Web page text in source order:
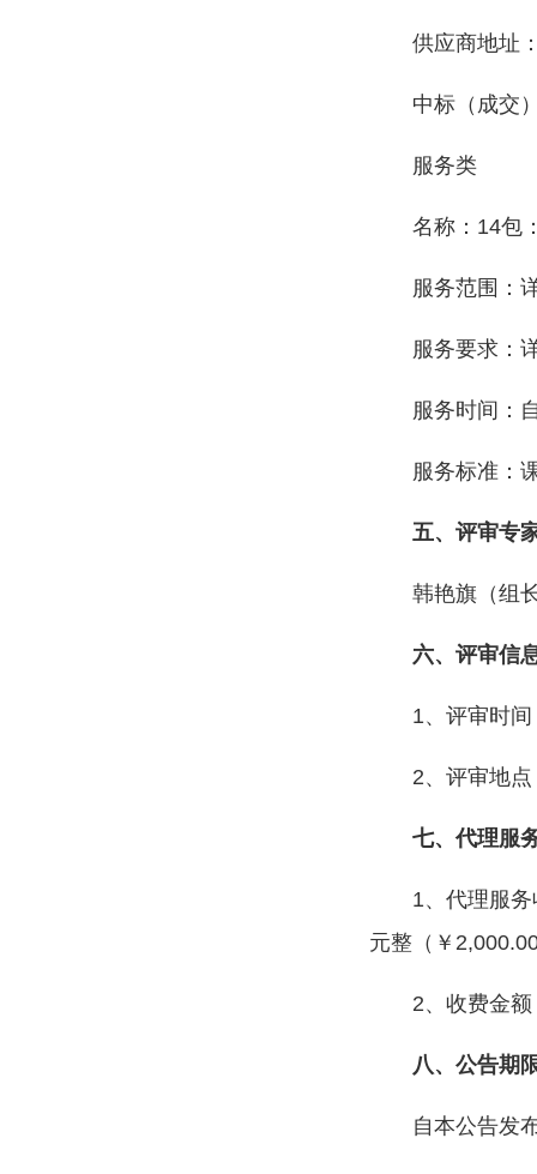
供应商地址
中标（成交
服务类
名称：14包
服务范围：
服务要求：
服务时间：
服务标准：
五、评审专
韩艳旗（组
六、评审信
1、评审时
2、评审地
七、代理服
1、代理服
元整（￥
2、收费金
八、公告期
自本公告发